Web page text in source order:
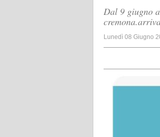
Dal 9 giugno
Lunedì 08 Giugno